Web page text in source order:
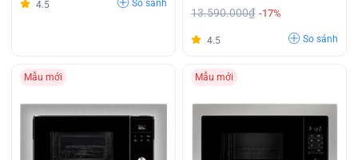
4.5 So sánh
13.590.000₫ -17%
4.5 So sánh
Mẫu mới Mẫu mới